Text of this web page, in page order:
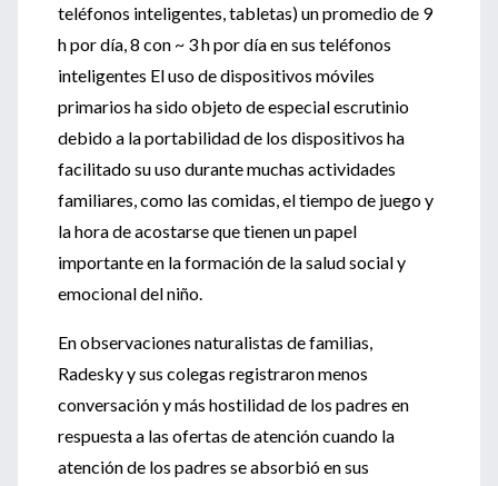
teléfonos inteligentes, tabletas) un promedio de 9
h por día, 8 con ~ 3 h por día en sus teléfonos
inteligentes El uso de dispositivos móviles
primarios ha sido objeto de especial escrutinio
debido a la portabilidad de los dispositivos ha
facilitado su uso durante muchas actividades
familiares, como las comidas, el tiempo de juego y
la hora de acostarse que tienen un papel
importante en la formación de la salud social y
emocional del niño.
En observaciones naturalistas de familias,
Radesky y sus colegas registraron menos
conversación y más hostilidad de los padres en
respuesta a las ofertas de atención cuando la
atención de los padres se absorbió en sus